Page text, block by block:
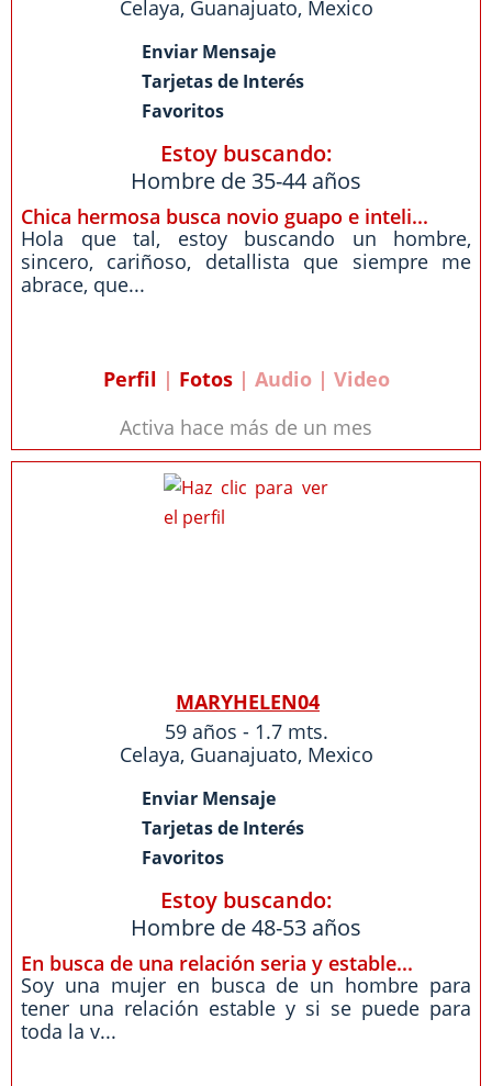
Celaya, Guanajuato, Mexico
Enviar Mensaje
Tarjetas de Interés
Favoritos
Estoy buscando:
Hombre de 35-44 años
Chica hermosa busca novio guapo e inteli...
Hola que tal, estoy buscando un hombre,
sincero, cariñoso, detallista que siempre me
abrace, que...
Perfil | Fotos| Audio | Video
Activa hace más de un mes
MARYHELEN04
59 años - 1.7 mts.
Celaya, Guanajuato, Mexico
Enviar Mensaje
Tarjetas de Interés
Favoritos
Estoy buscando:
Hombre de 48-53 años
En busca de una relación seria y estable...
Soy una mujer en busca de un hombre para
tener una relación estable y si se puede para
toda la v...